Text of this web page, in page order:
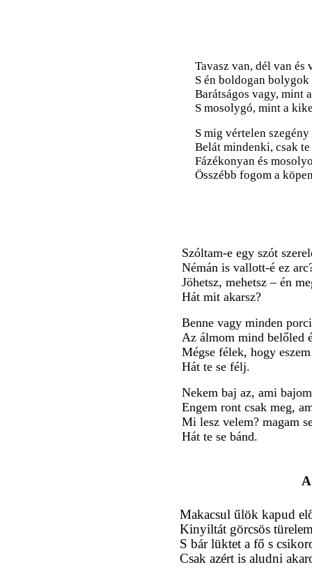
Tavasz van, dél van és
S én boldogan bolygok
Barátságos vagy, mint
S mosolygó, mint a
S mig vértelen
Belát mindenki, csak te
Fázékonyan és
Összébb fogom a
Szóltam-e egy szót
Némán is vallott-é ez
Jöhetsz, mehetsz – én
Hát mit akarsz?
Benne vagy minden
Az álmom mind belőled
Mégse félek, hogy
Hát te se félj.
Nekem baj az, ami
Engem ront csak meg,
Mi lesz velem? magam
Hát te se bánd.
Makacsul űlök kapud
Kinyiltát görcsös
S bár lüktet a fő s
Csak azért is aludni